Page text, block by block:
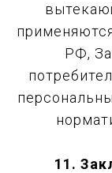
РФ,
11.